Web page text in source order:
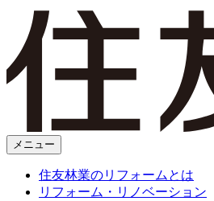
メニュー
住友林業のリフォームとは
リフォーム・リノベーション